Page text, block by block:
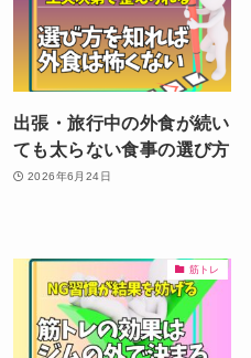
出張・旅行中の外食が続い
ても太らない食事の選び方
2026年6月24日
筋トレ